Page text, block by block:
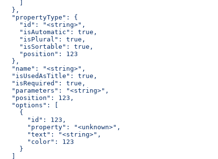
  },
  "propertyType": {
    "id": "<string>",
    "isAutomatic": true,
    "isPlural": true,
    "isSortable": true,
    "position": 123
  },
  "name": "<string>",
  "isUsedAsTitle": true,
  "isRequired": true,
  "parameters": "<string>",
  "position": 123,
  "options": [
    {
      "id": 123,
      "property": "<unknown>",
      "text": "<string>",
      "color": 123
    }